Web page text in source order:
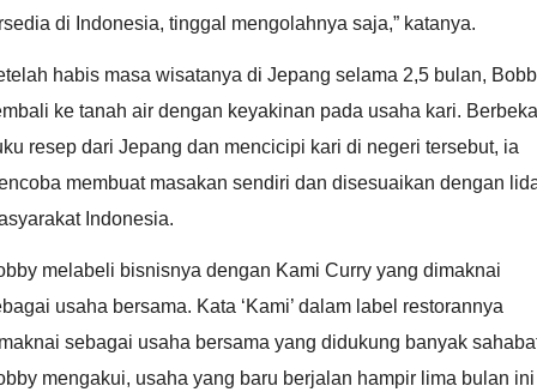
di Indonesia, tinggal mengolahnya saja,” katanya.
habis masa wisatanya di Jepang selama 2,5 bulan,
ke tanah air dengan keyakinan pada usaha kari.
resep dari Jepang dan mencicipi kari di negeri tersebut, ia
membuat masakan sendiri dan disesuaikan dengan
Indonesia.
melabeli bisnisnya dengan Kami Curry yang dimaknai
usaha bersama. Kata ‘Kami’ dalam label restorannya
sebagai usaha bersama yang didukung banyak
mengakui, usaha yang baru berjalan hampir lima bulan ini